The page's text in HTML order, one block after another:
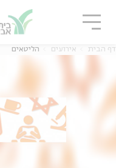
דף הבית אירועים הליטאים
סגור